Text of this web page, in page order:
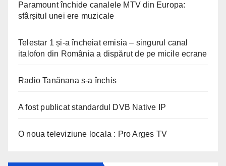
Paramount închide canalele MTV din Europa:
sfârșitul unei ere muzicale
Telestar 1 și-a încheiat emisia – singurul canal
italofon din România a dispărut de pe micile ecrane
Radio Tanănana s-a închis
A fost publicat standardul DVB Native IP
O noua televiziune locala : Pro Arges TV